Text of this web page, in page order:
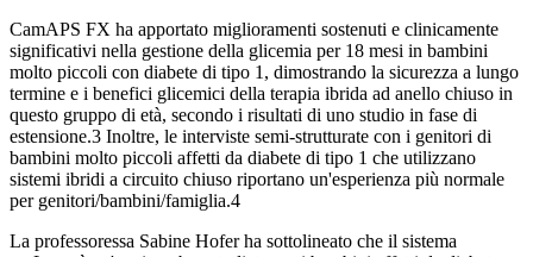
CamAPS FX ha apportato miglioramenti sostenuti e clinicamente
significativi nella gestione della glicemia per 18 mesi in bambini
molto piccoli con diabete di tipo 1, dimostrando la sicurezza a lungo
termine e i benefici glicemici della terapia ibrida ad anello chiuso in
questo gruppo di età, secondo i risultati di uno studio in fase di
estensione.3 Inoltre, le interviste semi-strutturate con i genitori di
bambini molto piccoli affetti da diabete di tipo 1 che utilizzano
sistemi ibridi a circuito chiuso riportano un'esperienza più normale
per genitori/bambini/famiglia.4
La professoressa Sabine Hofer ha sottolineato che il sistema